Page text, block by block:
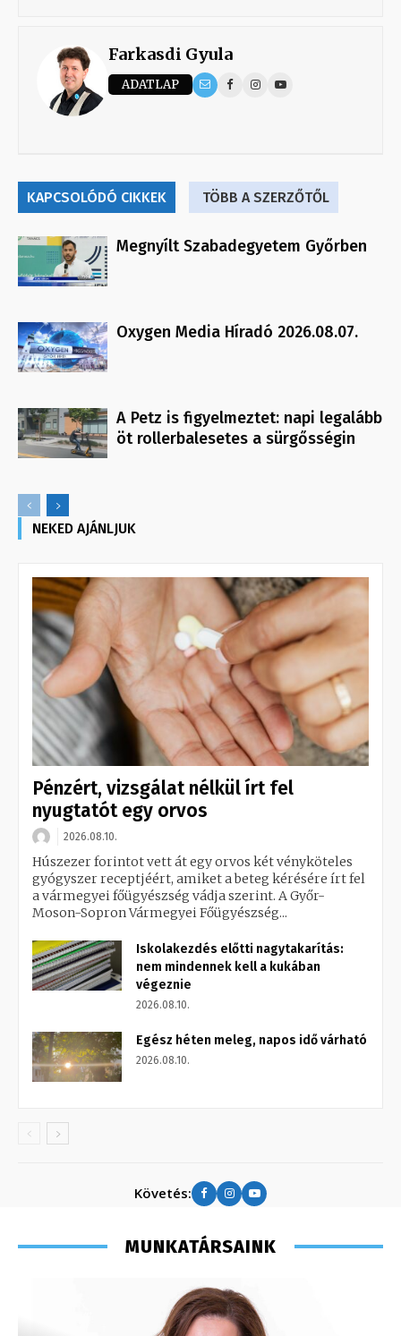
Farkasdi Gyula
ADATLAP
KAPCSOLÓDÓ CIKKEK TÖBB A SZERZŐTŐL
Megnyílt Szabadegyetem Győrben
Oxygen Media Híradó 2026.08.07.
A Petz is figyelmeztet: napi legalább
öt rollerbalesetes a sürgősségin
NEKED AJÁNLJUK
Pénzért, vizsgálat nélkül írt fel
nyugtatót egy orvos
2026.08.10.
Húszezer forintot vett át egy orvos két vényköteles
gyógyszer receptjéért, amiket a beteg kérésére írt fel
a vármegyei főügyészség vádja szerint. A Győr-
Moson-Sopron Vármegyei Főügyészség...
Iskolakezdés előtti nagytakarítás:
nem mindennek kell a kukában
végeznie
2026.08.10.
Egész héten meleg, napos idő várható
2026.08.10.
Követés:
MUNKATÁRSAINK